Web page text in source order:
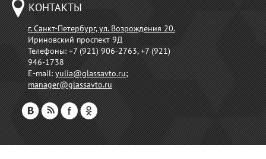
КОНТАКТЫ
г. Санкт-Петербург, ул. Возрождения 20.
Ириновский проспект 9Д
Телефоны:+7 (921) 906-2763, +7 (921)
946-1738
E-mail:yulia@glassavto.ru;
manager@glassavto.ru